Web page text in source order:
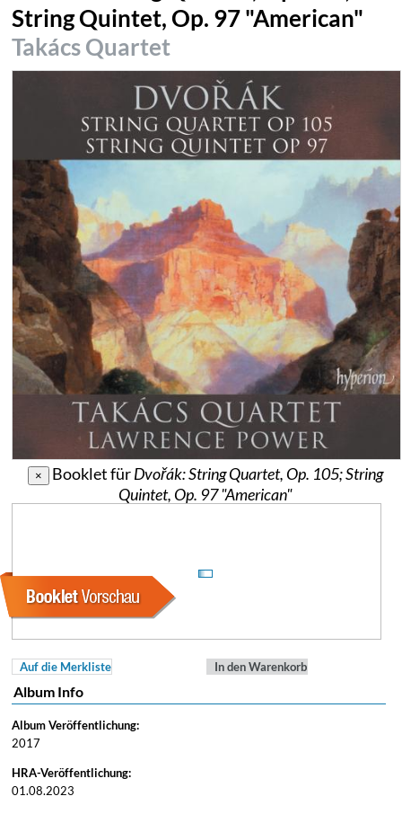
String Quintet, Op. 97 "American"
Takács Quartet
× Booklet fürDvořák: String Quartet, Op. 105; String
Quintet, Op. 97 "American"
Auf die Merkliste In den Warenkorb
Album Info
Album Veröffentlichung:
2017
HRA-Veröffentlichung:
01.08.2023